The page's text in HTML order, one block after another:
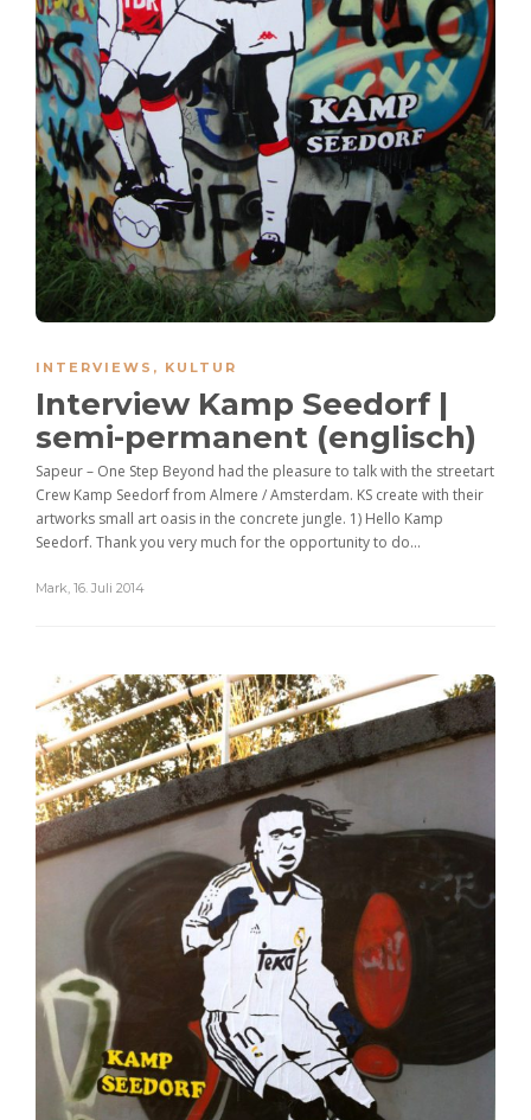
INTERVIEWS , KULTUR
Interview Kamp Seedorf |
semi-permanent (englisch)
Sapeur – One Step Beyond had the pleasure to talk with the streetart
Crew Kamp Seedorf from Almere / Amsterdam. KS create with their
artworks small art oasis in the concrete jungle. 1) Hello Kamp
Seedorf. Thank you very much for the opportunity to do...
Mark 16. Juli 2014